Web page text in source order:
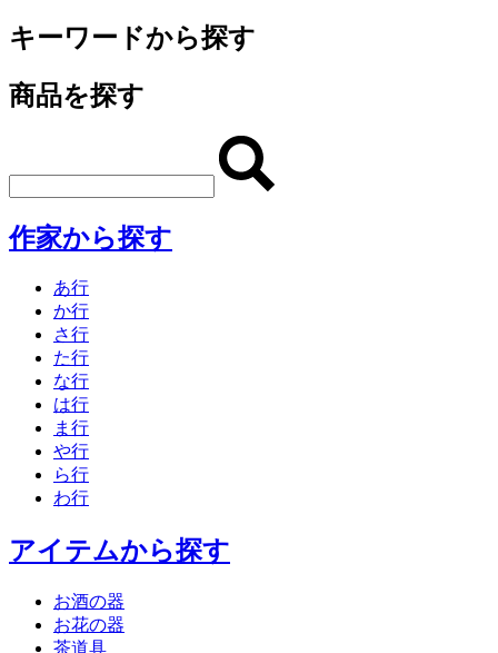
キーワードから探す
商品を探す
作家から探す
あ行
か行
さ行
た行
な行
は行
ま行
や行
ら行
わ行
アイテムから探す
お酒の器
お花の器
茶道具